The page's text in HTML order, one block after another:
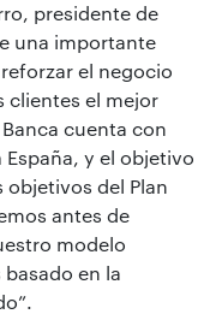
presidente de
una importante
el negocio
clientes el mejor
cuenta con
y el objetivo
objetivos del Plan
antes de
modelo
en la